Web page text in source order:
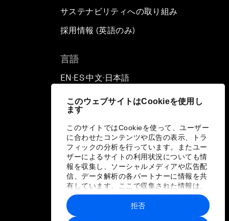
このウェブサイトはCookieを使用し
ます
このサイトではCookieを使って、ユーザー
に合わせたコンテンツや広告の表示、トラ
フィックの分析を行っています。またユー
ザーによるサイトの利用状況についても情
報を収集し、ソーシャルメディアや広告配
信、データ解析の各パートナーに情報を共
有しています。ここで収集された情報は、
ユーザーが各パートナーに提供した他の情
報や各パートナーのサービスを使用した際
に収集された情報と組み合わされ、各パー
拒否
サステナビリティへの取り組み
採用情報 (英語のみ)
言語
EN ▪ ES▪中文▪ 日本語